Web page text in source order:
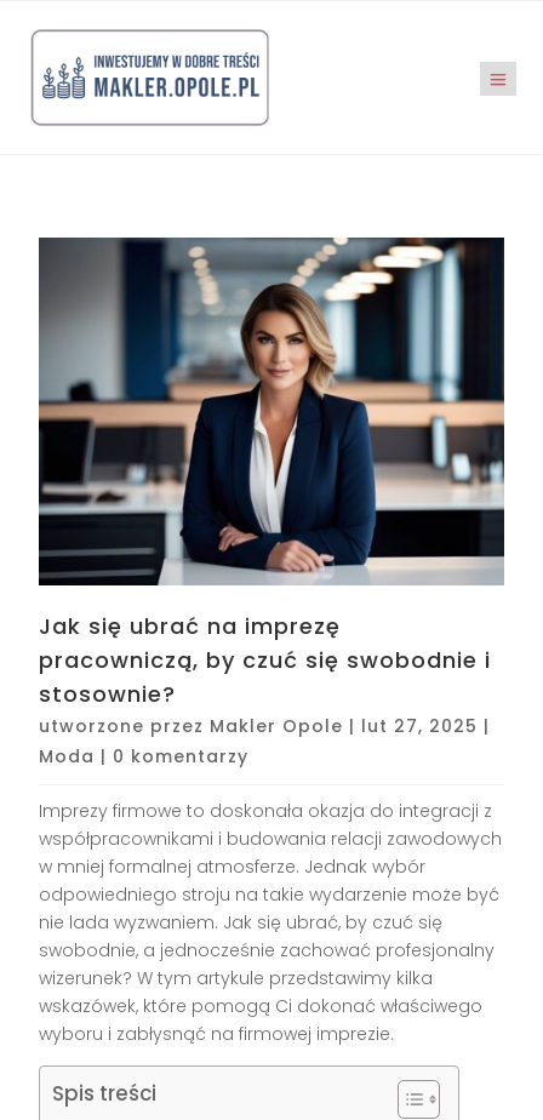
Jak się ubrać na imprezę
pracowniczą, by czuć się swobodnie i
stosownie?
utworzone przez Makler Opole | lut 27, 2025 |
Moda | 0 komentarzy
Imprezy firmowe to doskonała okazja do integracji z
współpracownikami i budowania relacji zawodowych
w mniej formalnej atmosferze. Jednak wybór
odpowiedniego stroju na takie wydarzenie może być
nie lada wyzwaniem. Jak się ubrać, by czuć się
swobodnie, a jednocześnie zachować profesjonalny
wizerunek? W tym artykule przedstawimy kilka
wskazówek, które pomogą Ci dokonać właściwego
wyboru i zabłysnąć na firmowej imprezie.
Spis treści